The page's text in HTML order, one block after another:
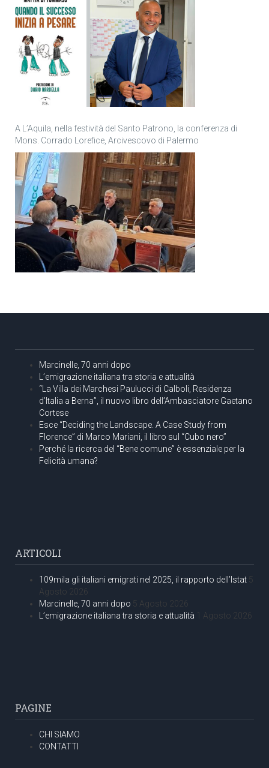
A L’Aquila, nella festività del Santo Patrono, la conferenza di
Mons. Corrado Lorefice, Arcivescovo di Palermo
Marcinelle, 70 anni dopo
L’emigrazione italiana tra storia e attualità
“La Villa dei Marchesi Paulucci di Calboli, Residenza
d’Italia a Berna”, il nuovo libro dell’Ambasciatore Gaetano
Cortese
Esce “Deciding the Landscape. A Case Study from
Florence” di Marco Mariani, il libro sul “Cubo nero”
Perché la ricerca del “Bene comune” è essenziale per la
Felicità umana?
ARTICOLI
109mila gli italiani emigrati nel 2025, il rapporto dell’Istat 5
Agosto 2026
Marcinelle, 70 anni dopo 5 Agosto 2026
L’emigrazione italiana tra storia e attualità 1 Agosto 2026
PAGINE
CHI SIAMO
CONTATTI